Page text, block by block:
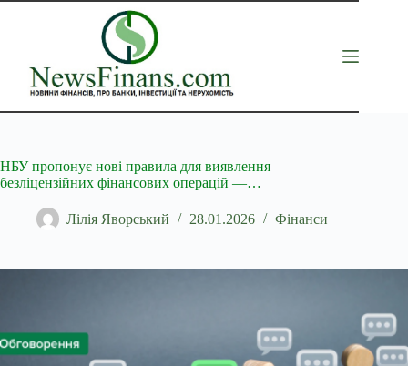
Перейти
НБУ пропонує нові правила для виявлення
безліцензійних фінансових операцій —…
Лілія Яворський 28.01.2026 Фінанси